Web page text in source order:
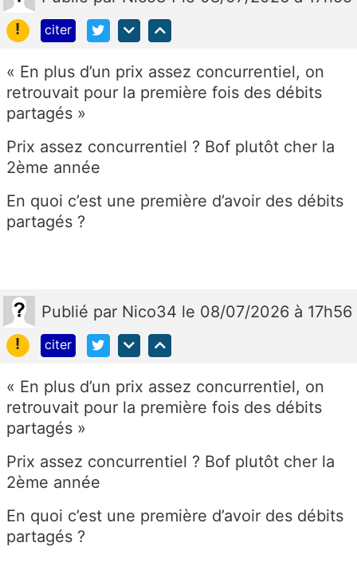
!
citer
« En plus d’un prix assez concurrentiel, on
retrouvait pour la première fois des débits
partagés »
Prix assez concurrentiel ? Bof plutôt cher la
2ème année
En quoi c’est une première d’avoir des débits
partagés ?
Publié par Nico34 le 08/07/2026 à 17h56
!
citer
« En plus d’un prix assez concurrentiel, on
retrouvait pour la première fois des débits
partagés »
Prix assez concurrentiel ? Bof plutôt cher la
2ème année
En quoi c’est une première d’avoir des débits
partagés ?